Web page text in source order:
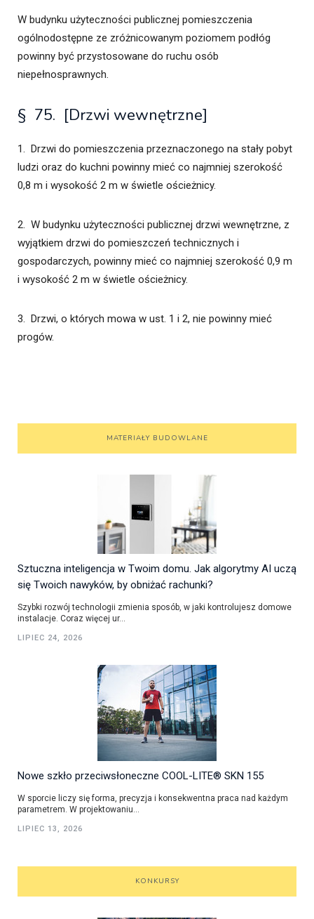
W budynku użyteczności publicznej pomieszczenia
ogólnodostępne ze zróżnicowanym poziomem podłóg
powinny być przystosowane do ruchu osób
niepełnosprawnych.
§ 75. [Drzwi wewnętrzne]
1. Drzwi do pomieszczenia przeznaczonego na stały pobyt
ludzi oraz do kuchni powinny mieć co najmniej szerokość
0,8 m i wysokość 2 m w świetle ościeżnicy.
2. W budynku użyteczności publicznej drzwi wewnętrzne, z
wyjątkiem drzwi do pomieszczeń technicznych i
gospodarczych, powinny mieć co najmniej szerokość 0,9 m
i wysokość 2 m w świetle ościeżnicy.
3. Drzwi, o których mowa w ust. 1 i 2, nie powinny mieć
progów.
MATERIAŁY BUDOWLANE
Sztuczna inteligencja w Twoim domu. Jak algorytmy AI uczą
się Twoich nawyków, by obniżać rachunki?
Szybki rozwój technologii zmienia sposób, w jaki kontrolujesz domowe
instalacje. Coraz więcej ur...
LIPIEC 24, 2026
Nowe szkło przeciwsłoneczne COOL-LITE® SKN 155
W sporcie liczy się forma, precyzja i konsekwentna praca nad każdym
parametrem. W projektowaniu...
LIPIEC 13, 2026
KONKURSY